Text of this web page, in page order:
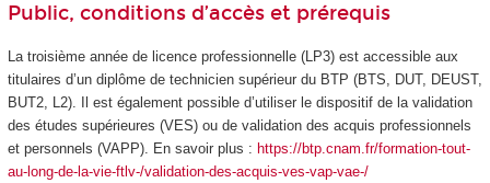
Public, conditions d’accès et prérequis
La troisième année de licence professionnelle (LP3) est accessible aux
titulaires d’un diplôme de technicien supérieur du BTP (BTS, DUT, DEUST,
BUT2, L2). Il est également possible d’utiliser le dispositif de la validation
des études supérieures (VES) ou de validation des acquis professionnels
et personnels (VAPP). En savoir plus : https://btp.cnam.fr/formation-tout-
au-long-de-la-vie-ftlv-/validation-des-acquis-ves-vap-vae-/